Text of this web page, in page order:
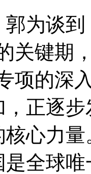
郭为谈到
键期
项的深
，正逐
心力
是全球